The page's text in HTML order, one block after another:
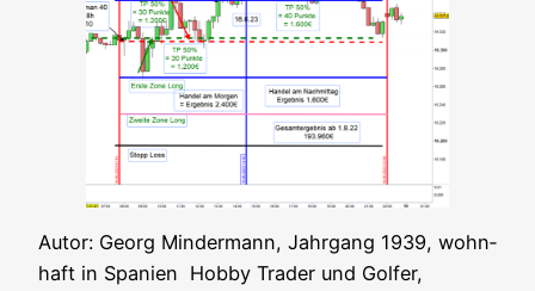
Autor: Georg Min­der­mann, Jahr­gang 1939, wohn­
haft in Spa­ni­en Hob­by Trader und Gol­fer,